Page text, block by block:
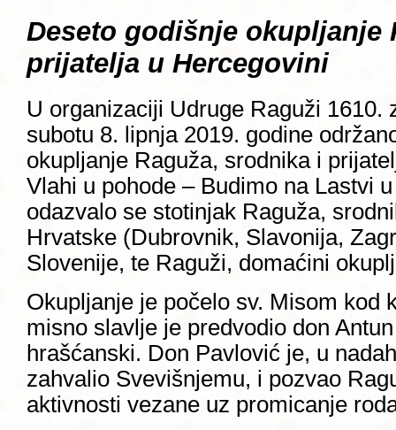
Deseto godišnje okupljanje
prijatelja u Hercegovini
U organizaciji Udruge Raguži 1610.
subotu 8. lipnja 2019. godine
okupljanje Raguža, srodnika i
Vlahi u pohode – Budimo na Lastvi
odazvalo se stotinjak Raguža,
Hrvatske (Dubrovnik, Slavonija,
Slovenije, te Raguži, domaćini
Okupljanje je počelo sv. Misom kod
misno slavlje je predvodio don
hrašćanski. Don Pavlović je, u
zahvalio Svevišnjemu, i pozvao
aktivnosti vezane uz promicanje